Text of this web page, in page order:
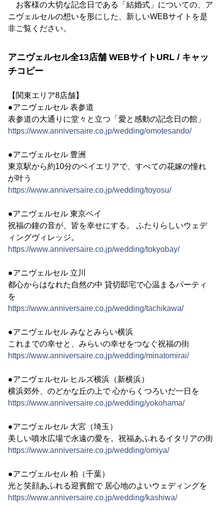
お客様の大切な記念日である「結婚式」についての、ア
ニヴェルセルの想いを形にした、新しいWEBサイトを是
非ご覧ください。
アニヴェルセル全13店舗 WEBサイトURL / キャッ
チコピー
【関東エリア8店舗】
●アニヴェルセル 表参道
表参道の大通りに堂々と立つ「愛と感動の記念日の館」
https://www.anniversaire.co.jp/wedding/omotesando/
●アニヴェルセル 豊洲
東京駅から約10分のベイエリアで、すべての花嫁の憧れ
が叶う
https://www.anniversaire.co.jp/wedding/toyosu/
●アニヴェルセル 東京ベイ
祝福の鐘の音が、皆を幸せにする。 ふたりらしいウェデ
ィングヴィレッジ。
https://www.anniversaire.co.jp/wedding/tokyobay/
●アニヴェルセル 立川
都心からはなれた自然の中 貸切邸宅で心温まるパーティ
を
https://www.anniversaire.co.jp/wedding/tachikawa/
●アニヴェルセル みなとみらい横浜
これまでの幸せと、みらいの幸せをつなぐ祝福の街
https://www.anniversaire.co.jp/wedding/minatomirai/
●アニヴェルセル ヒルズ横浜（新横浜）
横浜郊外、のどかな丘の上で 心からくつろいだ一日を
https://www.anniversaire.co.jp/wedding/yokohama/
●アニヴェルセル 大宮（埼玉）
美しい噴水広場で永遠の愛を。祝福あふれるイタリアの街
https://www.anniversaire.co.jp/wedding/omiya/
●アニヴェルセル 柏（千葉）
光と笑顔あふれる迎賓館で 居心地のよいウェディングを
https://www.anniversaire.co.jp/wedding/kashiwa/